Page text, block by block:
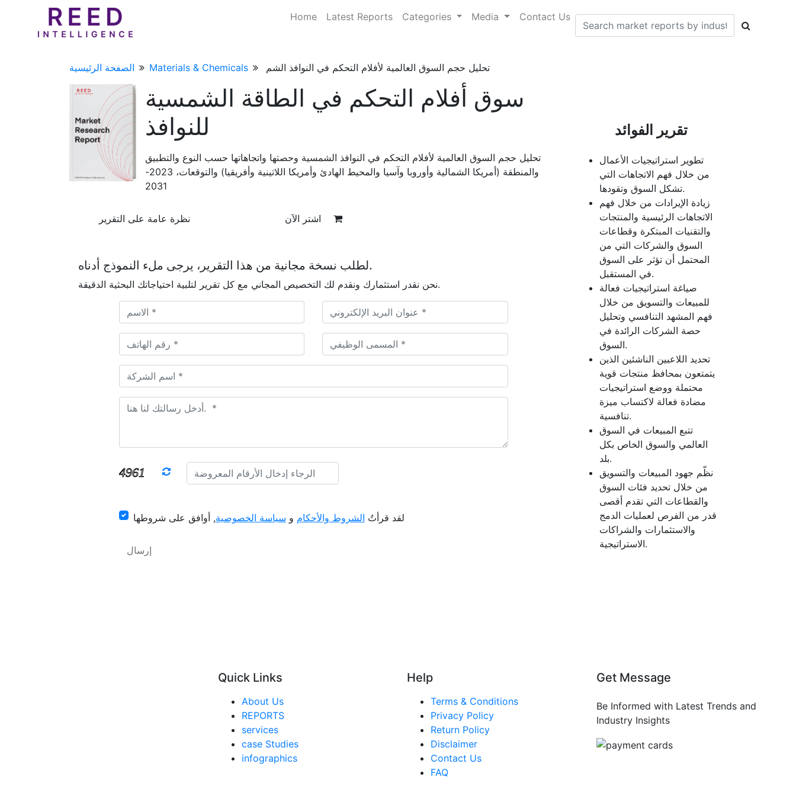
Home Latest Reports Categories Media Contact Us
الصفحة الرئيسية Materials & Chemicals تحليل حجم السوق العالمية لأفلام التحكم في النوافذ الشم
سوق أفلام التحكم في الطاقة الشمسية
للنوافذ
تحليل حجم السوق العالمية لأفلام التحكم في النوافذ الشمسية وحصتها واتجاهاتها حسب النوع والتطبيق
والمنطقة (أمريكا الشمالية وأوروبا وآسيا والمحيط الهادئ وأمريكا اللاتينية وأفريقيا) والتوقعات، 2023-
2031
نظرة عامة على التقرير
لطلب نسخة مجانية من هذا التقرير، يرجى ملء النموذج أدناه.
نحن نقدر استثمارك ونقدم لك التخصيص المجاني مع كل تقرير لتلبية احتياجاتك البحثية الدقيقة.
لقد قرأتُ الشروط والأحكام و سياسة الخصوصية, أوافق على شروطها
تقرير الفوائد
تطوير استراتيجيات الأعمال
من خلال فهم الاتجاهات التي
تشكل السوق وتقودها.
زيادة الإيرادات من خلال فهم
الاتجاهات الرئيسية والمنتجات
والتقنيات المبتكرة وقطاعات
السوق والشركات التي من
المحتمل أن تؤثر على السوق
في المستقبل.
صياغة استراتيجيات فعالة
للمبيعات والتسويق من خلال
فهم المشهد التنافسي وتحليل
حصة الشركات الرائدة في
السوق.
تحديد اللاعبين الناشئين الذين
يتمتعون بمحافظ منتجات قوية
محتملة ووضع استراتيجيات
مضادة فعالة لاكتساب ميزة
تنافسية.
تتبع المبيعات في السوق
العالمي والسوق الخاص بكل
بلد.
نظّم جهود المبيعات والتسويق
من خلال تحديد فئات السوق
والقطاعات التي تقدم أقصى
قدر من الفرص لعمليات الدمج
والاستثمارات والشراكات
الاستراتيجية.
Quick Links
About Us
REPORTS
services
case Studies
infographics
Help
Terms & Conditions
Privacy Policy
Return Policy
Disclaimer
Contact Us
FAQ
Get Message
Be Informed with Latest Trends and
Industry Insights